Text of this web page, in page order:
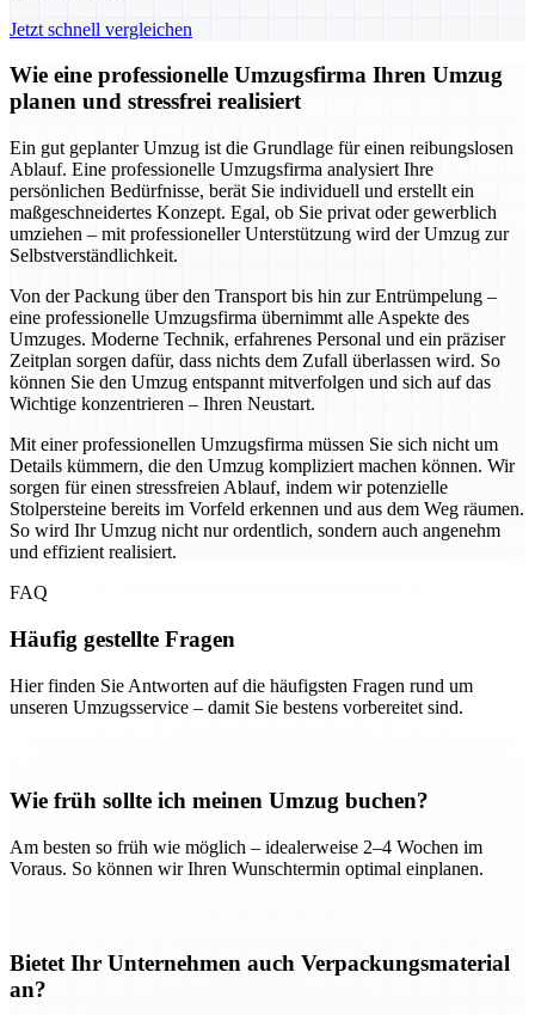
Jetzt schnell vergleichen
Wie eine professionelle Umzugsfirma Ihren Umzug
planen und stressfrei realisiert
Ein gut geplanter Umzug ist die Grundlage für einen reibungslosen
Ablauf. Eine professionelle Umzugsfirma analysiert Ihre
persönlichen Bedürfnisse, berät Sie individuell und erstellt ein
maßgeschneidertes Konzept. Egal, ob Sie privat oder gewerblich
umziehen – mit professioneller Unterstützung wird der Umzug zur
Selbstverständlichkeit.
Von der Packung über den Transport bis hin zur Entrümpelung –
eine professionelle Umzugsfirma übernimmt alle Aspekte des
Umzuges. Moderne Technik, erfahrenes Personal und ein präziser
Zeitplan sorgen dafür, dass nichts dem Zufall überlassen wird. So
können Sie den Umzug entspannt mitverfolgen und sich auf das
Wichtige konzentrieren – Ihren Neustart.
Mit einer professionellen Umzugsfirma müssen Sie sich nicht um
Details kümmern, die den Umzug kompliziert machen können. Wir
sorgen für einen stressfreien Ablauf, indem wir potenzielle
Stolpersteine bereits im Vorfeld erkennen und aus dem Weg räumen.
So wird Ihr Umzug nicht nur ordentlich, sondern auch angenehm
und effizient realisiert.
FAQ
Häufig gestellte Fragen
Hier finden Sie Antworten auf die häufigsten Fragen rund um
unseren Umzugsservice – damit Sie bestens vorbereitet sind.
Wie früh sollte ich meinen Umzug buchen?
Am besten so früh wie möglich – idealerweise 2–4 Wochen im
Voraus. So können wir Ihren Wunschtermin optimal einplanen.
Bietet Ihr Unternehmen auch Verpackungsmaterial
an?